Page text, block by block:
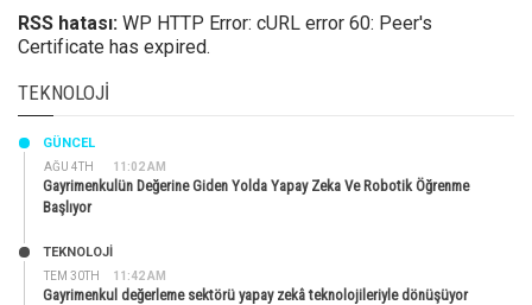
RSS hatası: WP HTTP Error: cURL error 60: Peer's
Certificate has expired.
TEKNOLOJI
AĞU 4TH 11:02 AM
GÜNCEL
Gayrimenkulün Değerine Giden Yolda Yapay Zeka Ve Robotik Öğrenme
Başlıyor
TEM 30TH 11:42 AM
TEKNOLOJİ
Gayrimenkul değerleme sektörü yapay zekâ teknolojileriyle dönüşüyor